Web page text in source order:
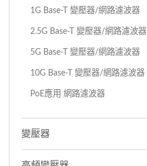
1G Base-T 變壓器/網路濾波器
2.5G Base-T 變壓器/網路濾波器
5G Base-T 變壓器/網路濾波器
10G Base-T 變壓器/網路濾波器
PoE應用 網路濾波器
變壓器